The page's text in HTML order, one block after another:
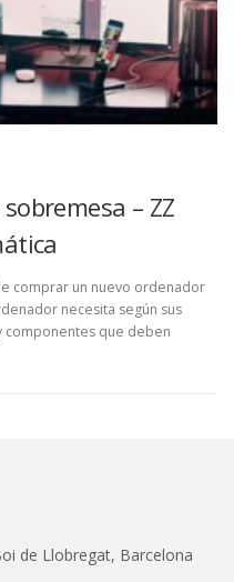
– ZZ
comprar un nuevo ordenador
necesita según sus
componentes que deben
de Llobregat, Barcelona